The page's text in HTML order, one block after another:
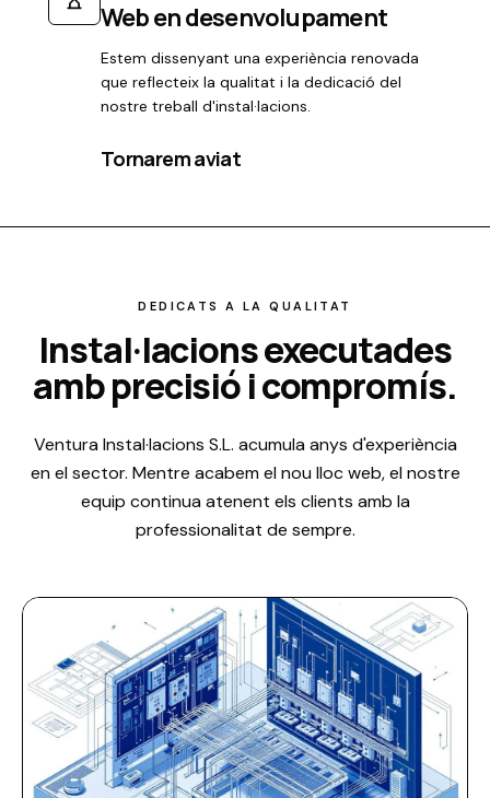
Web en desenvolupament
Estem dissenyant una experiència renovada
que reflecteix la qualitat i la dedicació del
nostre treball d'instal·lacions.
Tornarem aviat
DEDICATS A LA QUALITAT
Instal·lacions executades
amb precisió i compromís.
Ventura Instal·lacions S.L. acumula anys d'experiència
en el sector. Mentre acabem el nou lloc web, el nostre
equip continua atenent els clients amb la
professionalitat de sempre.